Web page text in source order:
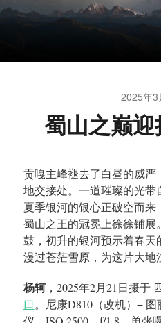
2025年3
蜀山之巅
贡嘎主峰褪去了白昼的威
地交接处。一道璀璨的光
夏季银河的银心正破空而
蜀山之王的冠冕上徐徐铺
鼓，初升的银河预示着春
漫过苍茫雪原，为这片大地
杨轲，2025年2月21日摄于
口。尼康D810（改机）+